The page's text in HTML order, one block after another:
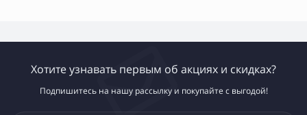
Хотите узнавать первым об акциях и скидках?
Подпишитесь на нашу рассылку и покупайте с выгодой!